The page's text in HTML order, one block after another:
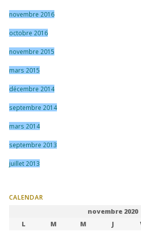
novembre 2016
octobre 2016
novembre 2015
mars 2015
décembre 2014
septembre 2014
mars 2014
septembre 2013
juillet 2013
CALENDAR
novembre 2020
L
M M J